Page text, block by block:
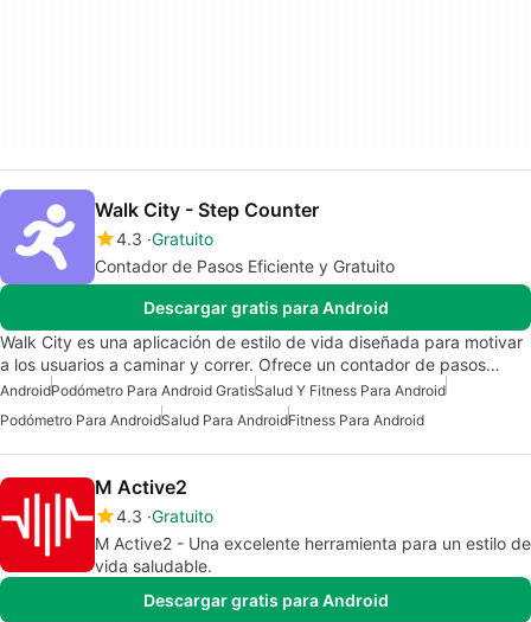
Walk City - Step Counter
4.3 Gratuito
Contador de Pasos Eficiente y Gratuito
Descargar gratis para Android
Walk City es una aplicación de estilo de vida diseñada para motivar
a los usuarios a caminar y correr. Ofrece un contador de pasos…
AndroidPodómetro Para Android GratisSalud Y Fitness Para Android
Podómetro Para AndroidSalud Para AndroidFitness Para Android
M Active2
4.3 Gratuito
M Active2 - Una excelente herramienta para un estilo de
vida saludable.
Descargar gratis para Android